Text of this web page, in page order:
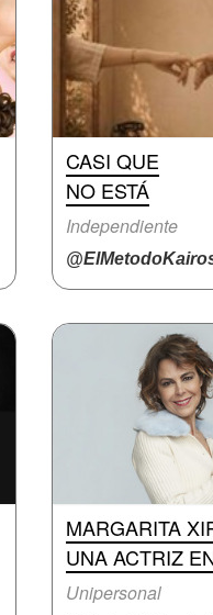
CASI QUE
NO ESTÁ
Independiente
MARGARITA
UNA ACTRIZ
Unipersonal